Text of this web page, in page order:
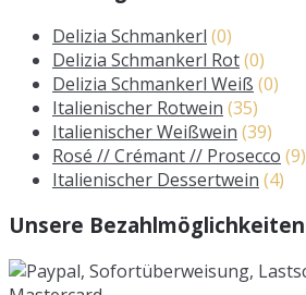
Delizia Schmankerl (0)
Delizia Schmankerl Rot(0)
Delizia Schmankerl Weiß (0)
Italienischer Rotwein (35)
Italienischer Weißwein (39)
Rosé // Crémant // Prosecco (9)
Italienischer Dessertwein (4)
Unsere Bezahlmöglichkeiten